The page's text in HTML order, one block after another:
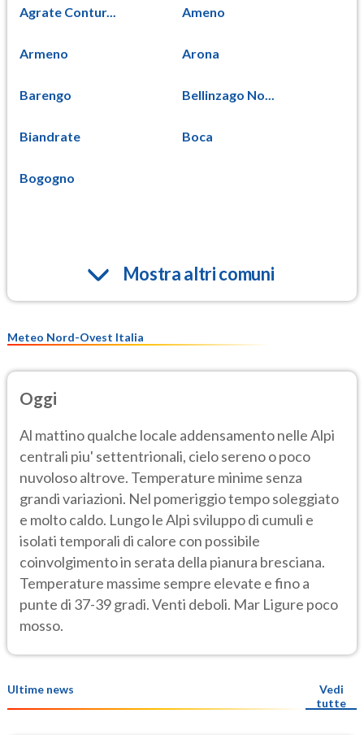
Agrate Contur... Ameno
Armeno Arona
Barengo Bellinzago No...
Biandrate Boca
Bogogno
Mostra altri comuni
Meteo Nord-Ovest Italia
Oggi
Al mattino qualche locale addensamento nelle Alpi
centrali piu' settentrionali, cielo sereno o poco
nuvoloso altrove. Temperature minime senza
grandi variazioni. Nel pomeriggio tempo soleggiato
e molto caldo. Lungo le Alpi sviluppo di cumuli e
isolati temporali di calore con possibile
coinvolgimento in serata della pianura bresciana.
Temperature massime sempre elevate e fino a
punte di 37-39 gradi. Venti deboli. Mar Ligure poco
mosso.
Ultime news
Vedi
tutte